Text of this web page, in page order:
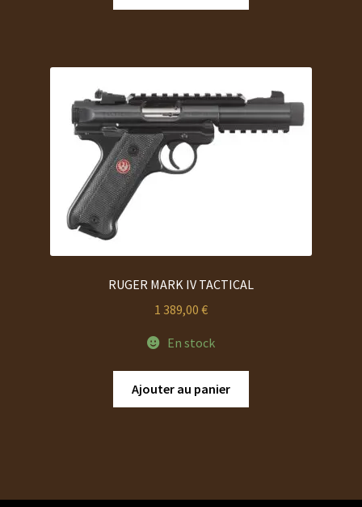
RUGER MARK IV TACTICAL
1 389,00 €
En stock
Ajouter au panier